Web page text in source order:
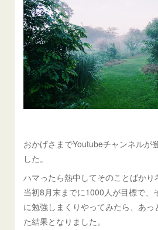
おかげさまでYoutubeチャンネルが
した。
ハマったら熱中してそのことばかり
当初8月末までに1000人が目標で、
に勉強しまくりやってみたら、あっ
た結果となりました。